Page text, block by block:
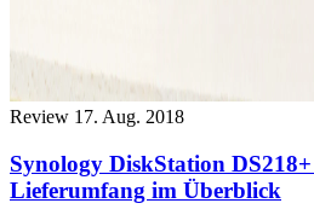
Review 17. Aug. 2018
Synology DiskStation
Lieferumfang im Überblick